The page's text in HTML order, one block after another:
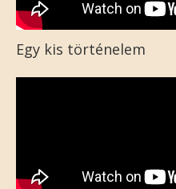
Egy kis történelem